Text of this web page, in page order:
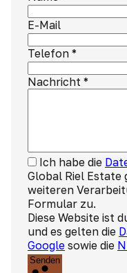
E-Mail
Telefon *
Nachricht *
Ich habe die
Global Riel Estate
weiteren
Formular zu.
Diese Website ist
und es gelten die
Google sowie die
Senden